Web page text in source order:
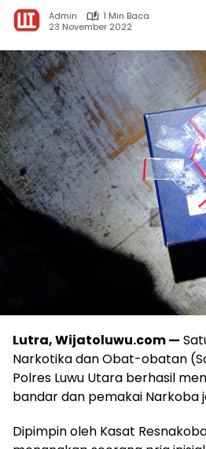
Admin
1 Min Baca
23 November 2022
Lutra, Wijatoluwu.com —
Narkotika dan Obat-obatan
Polres Luwu Utara berhasil
bandar dan pemakai Narkoba
Dipimpin oleh Kasat